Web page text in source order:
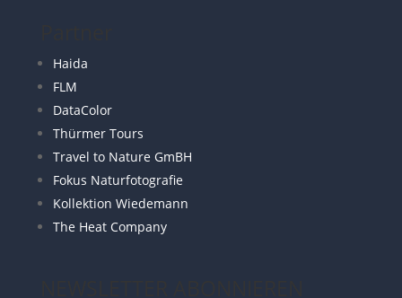
Haida
FLM
DataColor
Thürmer Tours
Travel to Nature GmBH
Fokus Naturfotografie
Kollektion Wiedemann
The Heat Company